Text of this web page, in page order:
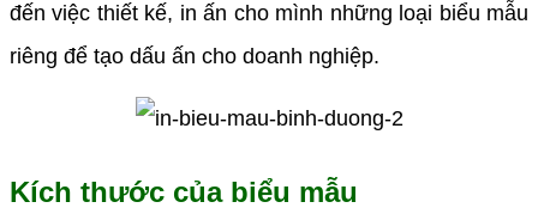
đến việc thiết kế, in ấn cho mình những loại biểu mẫu
riêng để tạo dấu ấn cho doanh nghiệp.
Kích thước của biểu mẫu